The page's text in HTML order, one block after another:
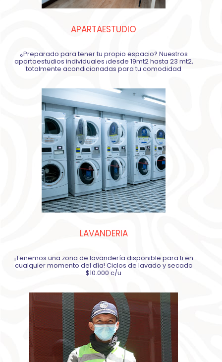
APARTAESTUDIO
¿Preparado para tener tu propio espacio? Nuestros
apartaestudios individuales ¡desde 19mt2 hasta 23 mt2,
totalmente acondicionadas para tu comodidad
LAVANDERIA
¡Tenemos una zona de lavandería disponible para ti en
cualquier momento del día! Ciclos de lavado y secado
$10.000 c/u